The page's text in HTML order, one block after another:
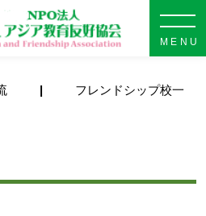
フレンドシップ校一